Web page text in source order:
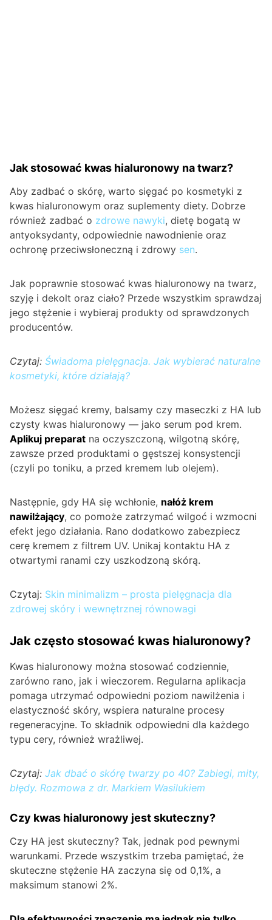
Jak stosować kwas hialuronowy na twarz?
Aby zadbać o skórę, warto sięgać po kosmetyki z
kwas hialuronowym oraz suplementy diety. Dobrze
również zadbać o zdrowe nawyki, dietę bogatą w
antyoksydanty, odpowiednie nawodnienie oraz
ochronę przeciwsłoneczną i zdrowy sen.
Jak poprawnie stosować kwas hialuronowy na twarz,
szyję i dekolt oraz ciało? Przede wszystkim sprawdzaj
jego stężenie i wybieraj produkty od sprawdzonych
producentów.
Czytaj: Świadoma pielęgnacja. Jak wybierać naturalne
kosmetyki, które działają?
Możesz sięgać kremy, balsamy czy maseczki z HA lub
czysty kwas hialuronowy — jako serum pod krem.
Aplikuj preparat na oczyszczoną, wilgotną skórę,
zawsze przed produktami o gęstszej konsystencji
(czyli po toniku, a przed kremem lub olejem).
Następnie, gdy HA się wchłonie, nałóż krem
nawilżający, co pomoże zatrzymać wilgoć i wzmocni
efekt jego działania. Rano dodatkowo zabezpiecz
cerę kremem z filtrem UV. Unikaj kontaktu HA z
otwartymi ranami czy uszkodzoną skórą.
Czytaj: Skin minimalizm – prosta pielęgnacja dla
zdrowej skóry i wewnętrznej równowagi
Jak często stosować kwas hialuronowy?
Kwas hialuronowy można stosować codziennie,
zarówno rano, jak i wieczorem. Regularna aplikacja
pomaga utrzymać odpowiedni poziom nawilżenia i
elastyczność skóry, wspiera naturalne procesy
regeneracyjne. To składnik odpowiedni dla każdego
typu cery, również wrażliwej.
Czytaj: Jak dbać o skórę twarzy po 40? Zabiegi, mity,
błędy. Rozmowa z dr. Markiem Wasilukiem
Czy kwas hialuronowy jest skuteczny?
Czy HA jest skuteczny? Tak, jednak pod pewnymi
warunkami. Przede wszystkim trzeba pamiętać, że
skuteczne stężenie HA zaczyna się od 0,1%, a
maksimum stanowi 2%.